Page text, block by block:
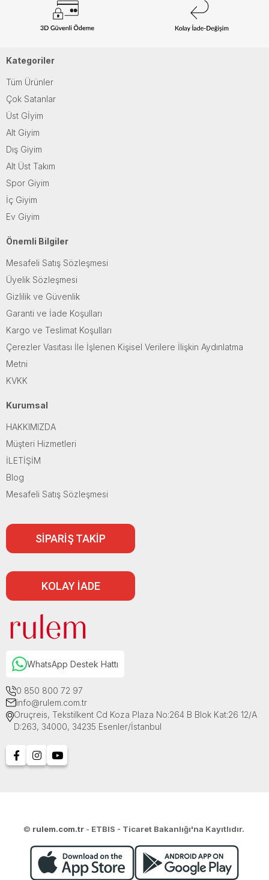
Kategoriler
Tüm Ürünler
Çok Satanlar
Üst Gİyim
Alt Giyim
Dış Giyim
Alt Üst Takım
Spor Giyim
İç Giyim
Ev Giyim
Önemli Bilgiler
Mesafeli Satış Sözleşmesi
Üyelik Sözleşmesi
Gizlilik ve Güvenlik
Garanti ve İade Koşulları
Kargo ve Teslimat Koşulları
Çerezler Vasıtası İle İşlenen Kişisel Verilere İlişkin Aydınlatma
Metni
KVKK
Kurumsal
HAKKIMIZDA
Müşteri Hizmetleri
İLETİŞİM
Blog
Mesafeli Satış Sözleşmesi
SİPARİŞ TAKİP
KOLAY İADE
WhatsApp Destek Hattı
0 850 800 72 97
info@rulem.com.tr
Oruçreis, Tekstilkent Cd Koza Plaza No:264 B Blok Kat:26 12/A
D:263, 34000, 34235 Esenler/İstanbul
© rulem.com.tr - ETBIS - Ticaret Bakanlığı'na Kayıtlıdır.